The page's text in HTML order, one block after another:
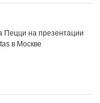
Пецци на презентации
в Москве